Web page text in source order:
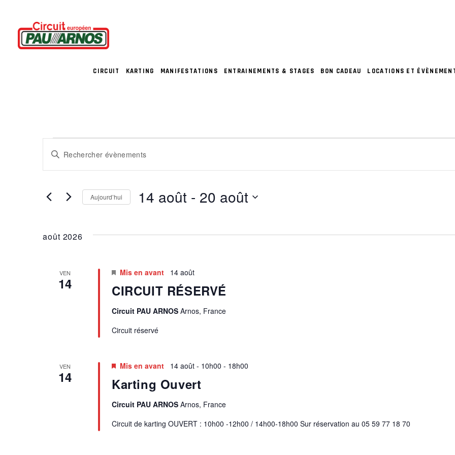
CIRCUIT KARTING MANIFESTATIONS ENTRAINEMENTS & STAGES BON CADEAU LOCATIONS ET
ÉVÈNEMENTS
R
E
C
E
Saisir
Rechercher
Évènements
mot-
Aujourd’hui 14 août - 20 août
août 2026
VEN
14 CIRCUIT RÉSERVÉ
Mis en avant 14 août
Circuit PAU ARNOS Arnos, France
Circuit réservé
VEN
14 Karting Ouvert
Mis en avant 14 août - 10h00 - 18h00
Circuit PAU ARNOS Arnos, France
Circuit de karting OUVERT : 10h00 -12h00 / 14h00-18h00 Sur réservation au 05 59 77 18 70